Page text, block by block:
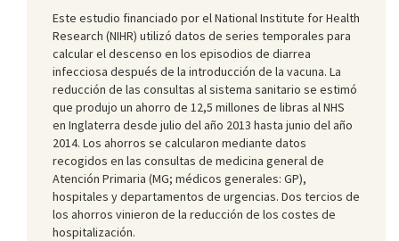
Este estudio financiado por el National Institute for Health
Research (NIHR) utilizó datos de series temporales para
calcular el descenso en los episodios de diarrea
infecciosa después de la introducción de la vacuna. La
reducción de las consultas al sistema sanitario se estimó
que produjo un ahorro de 12,5 millones de libras al NHS
en Inglaterra desde julio del año 2013 hasta junio del año
2014. Los ahorros se calcularon mediante datos
recogidos en las consultas de medicina general de
Atención Primaria (MG; médicos generales: GP),
hospitales y departamentos de urgencias. Dos tercios de
los ahorros vinieron de la reducción de los costes de
hospitalización.